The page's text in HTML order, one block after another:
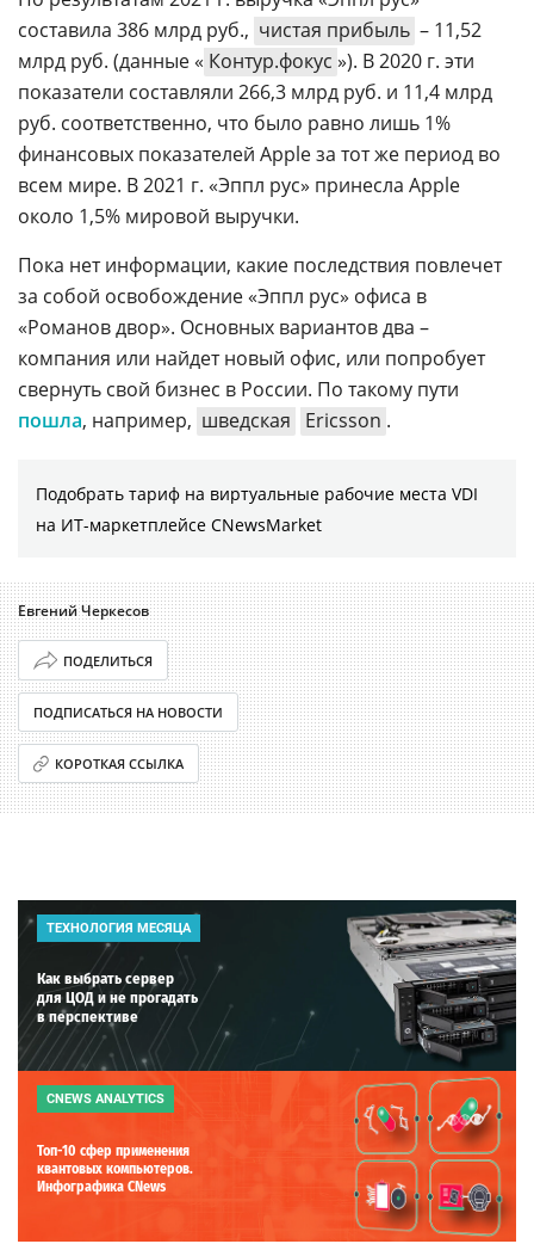
составила 386 млрд руб., чистая прибыль – 11,52
млрд руб. (данные « Контур.фокус »). В 2020 г. эти
показатели составляли 266,3 млрд руб. и 11,4 млрд
руб. соответственно, что было равно лишь 1%
финансовых показателей Apple за тот же период во
всем мире. В 2021 г. «Эппл рус» принесла Apple
около 1,5% мировой выручки.
Пока нет информации, какие последствия повлечет
за собой освобождение «Эппл рус» офиса в
«Романов двор». Основных вариантов два –
компания или найдет новый офис, или попробует
свернуть свой бизнес в России. По такому пути
пошла, например, шведская Ericsson .
Подобрать тариф на виртуальные рабочие места VDI
на ИТ-маркетплейсе CNewsMarket
Евгений Черкесов
ПОДЕЛИТЬСЯ
ПОДПИСАТЬСЯ НА НОВОСТИ
КОРОТКАЯ ССЫЛКА
ТЕХНОЛОГИЯ МЕСЯЦА
Как выбрать сервер
для ЦОД и не прогадать
в перспективе
CNEWS ANALYTICS
Топ-10 сфер применения
квантовых компьютеров.
Инфографика CNews